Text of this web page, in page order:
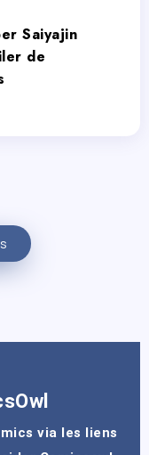
Saiyajin
de
via les liens